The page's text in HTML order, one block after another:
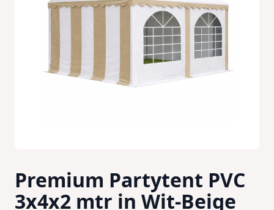
Premium Partytent PVC
3x4x2 mtr in Wit-Beige